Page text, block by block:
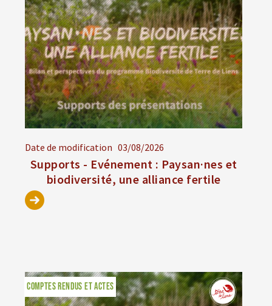
Date de modification 03/08/2026
Supports - Evénement : Paysan·nes et
biodiversité, une alliance fertile
COMPTES RENDUS ET ACTES